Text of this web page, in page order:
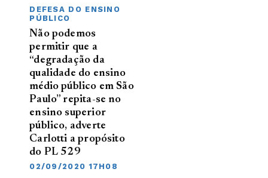
DEFESA DO ENSINO
PÚBLICO
Não podemos
permitir que a
“degradação da
qualidade do ensino
médio público em São
Paulo” repita-se no
ensino superior
público, adverte
Carlotti a propósito
do PL 529
02/09/2020 17H08